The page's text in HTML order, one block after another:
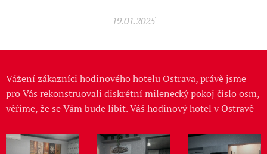
19.01.2025
Vážení zákazníci hodinového hotelu Ostrava, právě jsme
pro Vás rekonstruovali diskrétní milenecký pokoj číslo osm,
věříme, že se Vám bude líbit. Váš hodinový hotel v Ostravě